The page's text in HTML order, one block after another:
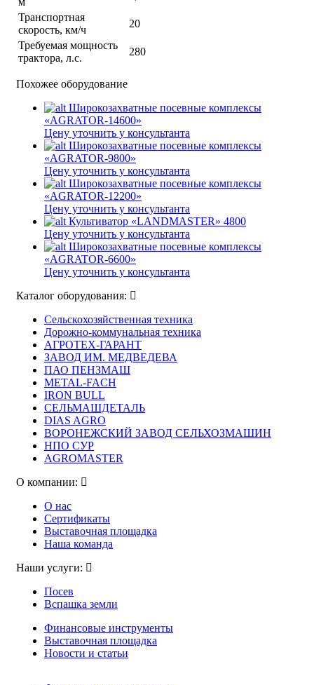
Транспортная
скорость, км/ч
20
Требуемая мощность
трактора, л.с.
280
Похожее оборудование
Широкозахватные посевные комплексы
«AGRATOR-14600»
Цену уточнить у консультанта
Широкозахватные посевные комплексы
«AGRATOR-9800»
Цену уточнить у консультанта
Широкозахватные посевные комплексы
«AGRATOR-12200»
Цену уточнить у консультанта
Культиватор «LANDMASTER» 4800
Цену уточнить у консультанта
Широкозахватные посевные комплексы
«AGRATOR-6600»
Цену уточнить у консультанта
Каталог оборудования:
Сельскохозяйственная техника
Дорожно-коммунальная техника
АГРОТЕХ-ГАРАНТ
ЗАВОД ИМ. МЕДВЕДЕВА
ПАО ПЕНЗМАШ
METAL-FACH
IRON BULL
СЕЛЬМАШДЕТАЛЬ
DIAS AGRO
ВОРОНЕЖСКИЙ ЗАВОД СЕЛЬХОЗМАШИН
НПО СУР
AGROMASTER
О компании:
О нас
Сертификаты
Выставочная площадка
Наша команда
Наши услуги:
Посев
Вспашка земли
Финансовые инструменты
Выставочная площадка
Новости и статьи